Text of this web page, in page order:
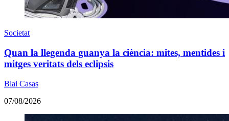
Societat
Quan la llegenda guanya la ciència: mites, mentides i
mitges veritats dels eclipsis
Blai Casas
07/08/2026